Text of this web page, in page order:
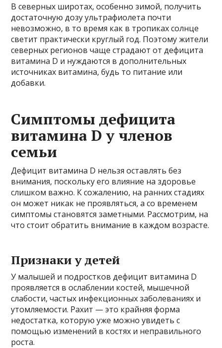
В северных широтах, особенно зимой, получить
достаточную дозу ультрафиолета почти
невозможно, в то время как в тропиках солнце
светит практически круглый год. Поэтому жители
северных регионов чаще страдают от дефицита
витамина D и нуждаются в дополнительных
источниках витамина, будь то питание или
добавки.
Симптомы дефицита
витамина D у членов
семьи
Дефицит витамина D нельзя оставлять без
внимания, поскольку его влияние на здоровье
слишком важно. К сожалению, на ранних стадиях
он может никак не проявляться, а со временем
симптомы становятся заметными. Рассмотрим, на
что стоит обратить внимание в каждом возрасте.
Признаки у детей
У малышей и подростков дефицит витамина D
проявляется в ослаблении костей, мышечной
слабости, частых инфекционных заболеваниях и
утомляемости. Рахит — это крайняя форма
недостатка, которую уже можно увидеть с
помощью изменений в костях и неправильного
роста.